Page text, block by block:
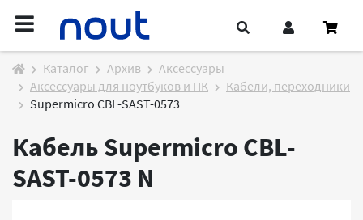
Каталог Архив
Аксессуары
Аксессуары для ноутбуков и ПК
Кабели, переходники
Supermicro CBL-SAST-0573
Кабель Supermicro CBL-
SAST-0573 N